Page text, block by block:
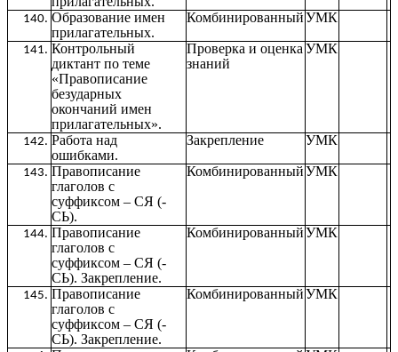
Образование имен
прилагательных.
КомбинированныйУМК
Контрольный
диктант по теме
«Правописание
безударных
окончаний имен
прилагательных».
Проверка и оценка
знаний
УМК
Работа над
ошибками.
Закрепление УМК
Правописание
глаголов с
суффиксом – СЯ (-
СЬ).
КомбинированныйУМК
Правописание
глаголов с
суффиксом – СЯ (-
СЬ). Закрепление.
КомбинированныйУМК
Правописание
глаголов с
суффиксом – СЯ (-
СЬ). Закрепление.
КомбинированныйУМК